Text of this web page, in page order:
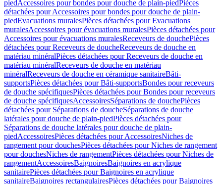
piedAccessoires pour bondes pour douche de plain-piedPièces
détachées pour Accessoires pour bondes pour douche de plain-
piedEvacuations muralesPièces détachées pour Evacuations
muralesAccessoires pour évacuations muralesPièces détachées pour
Accessoires pour évacuations muralesReceveurs de douchePièces
détachées pour Receveurs de doucheReceveurs de douche en
matériau minéralPièces détachées pour Receveurs de douche en
matériau minéralReceveurs de douche en matériau
minéralReceveurs de douche en céramique sanitaireBâti-
supportsPièces détachées pour Bâti-supportsBondes pour receveurs
de douche spécifiquesPièces détachées pour Bondes pour receveurs
de douche spécifiquesAccessoiresSéparations de douchePièces
détachées pour Séparations de doucheSéparations de douche
latérales pour douche de plain-piedPièces détachées pour
Séparations de douche latérales pour douche de plain-
piedAccessoiresPièces détachées pour AccessoiresNiches de
rangement pour douchesPièces détachées pour Niches de rangement
pour douchesNiches de rangementPièces détachées pour Niches de
rangementAccessoiresBaignoiresBaignoires en acrylique
sanitairePièces détachées pour Baignoires en acrylique
sanitaireBaignoires rectangulairesPièces détachées pour Baignoires